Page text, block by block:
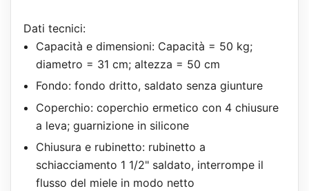
Dati tecnici:
Capacità e dimensioni: Capacità = 50 kg;
diametro = 31 cm; altezza = 50 cm
Fondo: fondo dritto, saldato senza giunture
Coperchio: coperchio ermetico con 4 chiusure
a leva; guarnizione in silicone
Chiusura e rubinetto: rubinetto a
schiacciamento 1 1/2" saldato, interrompe il
flusso del miele in modo netto